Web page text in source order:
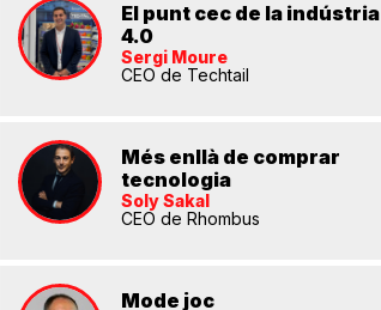
El punt cec de la indústria
4.0
Sergi Moure
CEO de Techtail
Més enllà de comprar
tecnologia
Soly Sakal
CEO de Rhombus
Mode joc